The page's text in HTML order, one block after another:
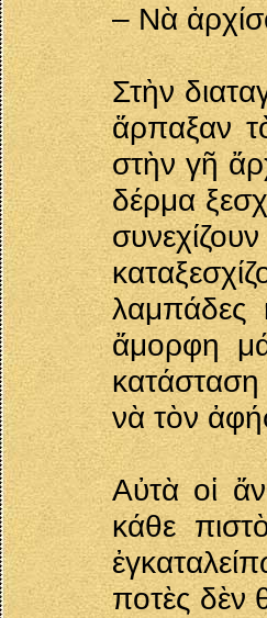
– Νὰ
Στὴν
ἅρπαξαν
στὴν γῆ
δέρμα
λαμπάδες
ἄμορφη
νὰ τὸν
Αὐτὰ οἱ
κάθε
ποτὲς δὲν